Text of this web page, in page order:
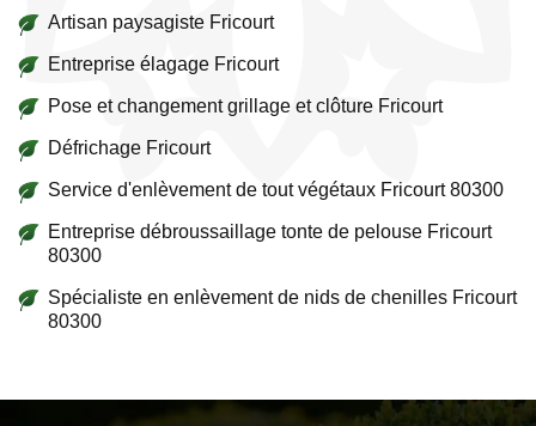
Artisan paysagiste Fricourt
Entreprise élagage Fricourt
Pose et changement grillage et clôture Fricourt
Défrichage Fricourt
Service d'enlèvement de tout végétaux Fricourt 80300
Entreprise débroussaillage tonte de pelouse Fricourt
80300
Spécialiste en enlèvement de nids de chenilles Fricourt
80300